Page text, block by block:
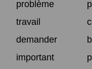
problème
travail
demander
important